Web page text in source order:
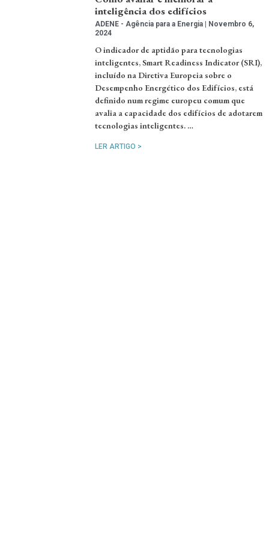
inteligência dos edifícios
ADENE - Agência para a Energia
Novembro 6,
2024
O indicador de aptidão para tecnologias
inteligentes, Smart Readiness Indicator (SRI),
incluído na Diretiva Europeia sobre o
Desempenho Energético dos Edifícios, está
definido num regime europeu comum que
avalia a capacidade dos edifícios de adotarem
tecnologias inteligentes. …
LER ARTIGO >